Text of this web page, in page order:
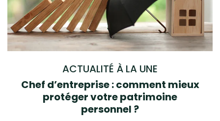
ACTUALITÉ À LA UNE
Chef d’entreprise : comment mieux
protéger votre patrimoine
personnel ?